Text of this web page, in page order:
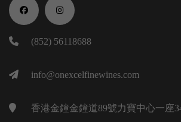
(852) 56118688
info@onexcelfinewines.com
香港金鐘金鐘道89號力寶中心一座